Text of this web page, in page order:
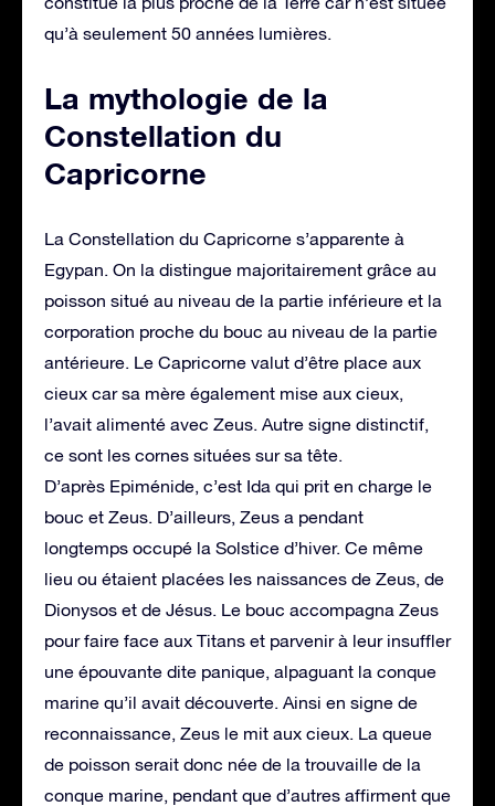
qu’à seulement 50 années lumières.
La mythologie de la
Constellation du
Capricorne
La Constellation du Capricorne s’apparente à
Egypan. On la distingue majoritairement grâce au
poisson situé au niveau de la partie inférieure et la
corporation proche du bouc au niveau de la partie
antérieure. Le Capricorne valut d’être place aux
cieux car sa mère également mise aux cieux,
l’avait alimenté avec Zeus. Autre signe distinctif,
ce sont les cornes situées sur sa tête.
D’après Epiménide, c’est Ida qui prit en charge le
bouc et Zeus. D’ailleurs, Zeus a pendant
longtemps occupé la Solstice d’hiver. Ce même
lieu ou étaient placées les naissances de Zeus, de
Dionysos et de Jésus. Le bouc accompagna Zeus
pour faire face aux Titans et parvenir à leur insuffler
une épouvante dite panique, alpaguant la conque
marine qu’il avait découverte. Ainsi en signe de
reconnaissance, Zeus le mit aux cieux. La queue
de poisson serait donc née de la trouvaille de la
conque marine, pendant que d’autres affirment que